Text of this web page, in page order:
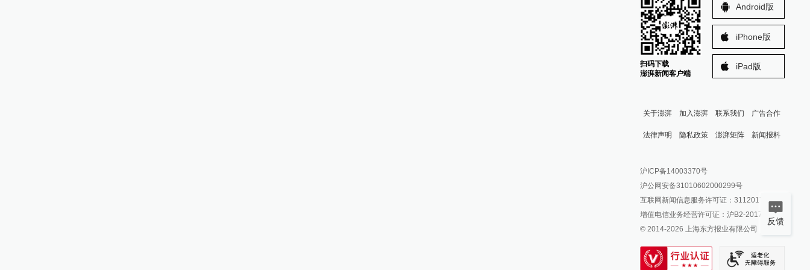
扫码下载
澎湃新闻客户端
Android版
iPhone版
iPad版
关于澎湃 加入澎湃 联系我们 广告合作
法律声明 隐私政策 澎湃矩阵
澎湃新闻公众号
澎湃新闻抖音号
派生万物开放平台
IP SHANGHAI
SIXTH TONE
新闻报料
报料邮箱: news@thepaper.cn
沪ICP备14003370号
沪公网安备31010602000299号
互联网新闻信息服务许可证：31120170006
增值电信业务经营许可证：沪B2-2017116
© 2014-2026 上海东方报业有限公司
反馈